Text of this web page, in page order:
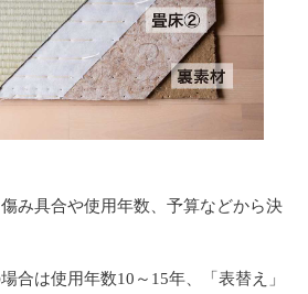
み具合や使用年数、予算などから決
合は使用年数10～15年、「表替え」